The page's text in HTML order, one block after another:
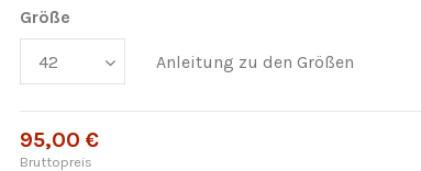
Größe
Anleitung zu den Größen
95,00 €
Bruttopreis